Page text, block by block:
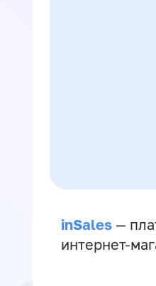
inSales —
интернет-